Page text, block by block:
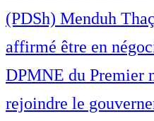
(PDSh) Menduh
affirmé être en
DPMNE du Premier
rejoindre le